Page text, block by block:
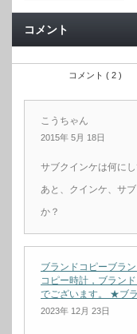
コメント
コメント ( 2 )
こうちゃん
2015年 5月 18日
サブクインケは何に
あと、クインケ、サ
か？
ブランドコピーブラ
コピー時計，ブラン
でございます。 ★ブ
2023年 12月 23日